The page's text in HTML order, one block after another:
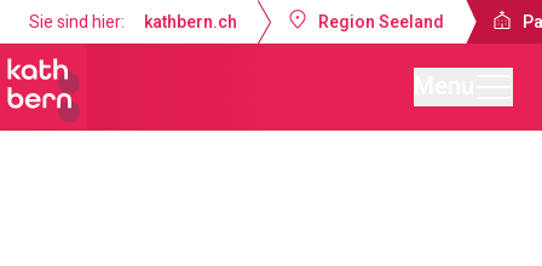
Sie sind hier: kathbern.ch Region Seeland